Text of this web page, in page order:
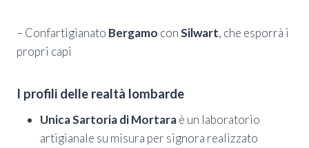
– Confartigianato Bergamo conSilwart, che esporrà i
propri capi
I profili delle realtà lombarde
Unica Sartoria di Mortaraè un laboratorio
artigianale su misura per signora realizzato